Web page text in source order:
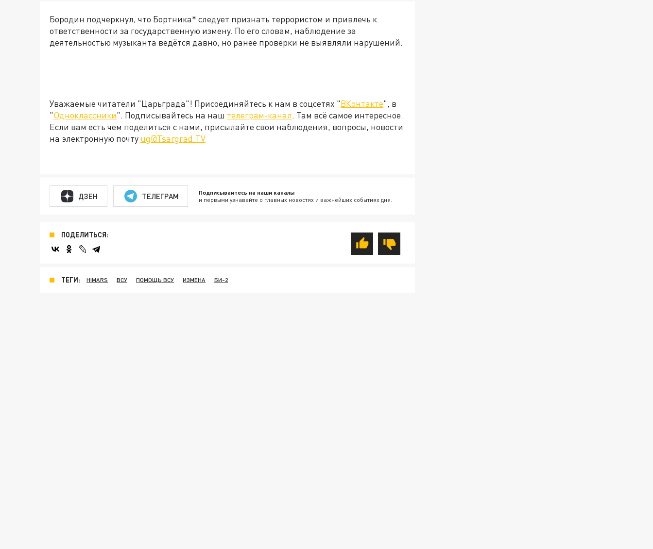
Бородин подчеркнул, что Бортника* следует признать террористом и привлечь к
ответственности за государственную измену. По его словам, наблюдение за
деятельностью музыканта ведётся давно, но ранее проверки не выявляли нарушений.
Уважаемые читатели "Царьграда"! Присоединяйтесь к нам в соцсетях "ВКонтакте", в
"Одноклассники". Подписывайтесь на наш телеграм-канал. Там всё самое интересное.
Если вам есть чем поделиться с нами, присылайте свои наблюдения, вопросы, новости
на электронную почту ug@Tsargrad.TV
ДЗЕН ТЕЛЕГРАМ Подписывайтесь на наши каналы
и первыми узнавайте о главных новостях и важнейших событиях дня.
ПОДЕЛИТЬСЯ:
ТЕГИ: HIMARS ВСУ ПОМОЩЬ ВСУ ИЗМЕНА БИ-2